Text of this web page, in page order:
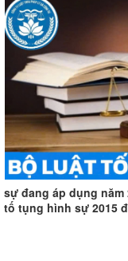
sự đang áp dụng
tố tụng hình sự 2015